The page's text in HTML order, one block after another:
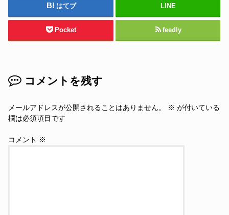
はてブ LINE
Pocket feedly
コメントを残す
メールアドレスが公開されることはありません。 ※ が付いている
欄は必須項目です
コメント ※